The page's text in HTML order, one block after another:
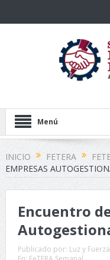
Menú
INICIO FETERA
EMPRESAS
Encuentro
Publicado por: Luz y Fuerza